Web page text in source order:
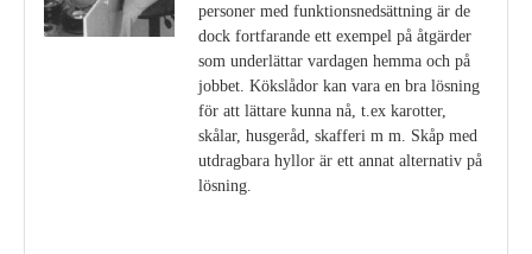
personer med funktionsnedsättning är de
dock fortfarande ett exempel på åtgärder
som underlättar vardagen hemma och på
jobbet. Kökslådor kan vara en bra lösning
för att lättare kunna nå, t.ex karotter,
skålar, husgeråd, skafferi m m. Skåp med
utdragbara hyllor är ett annat alternativ på
lösning.